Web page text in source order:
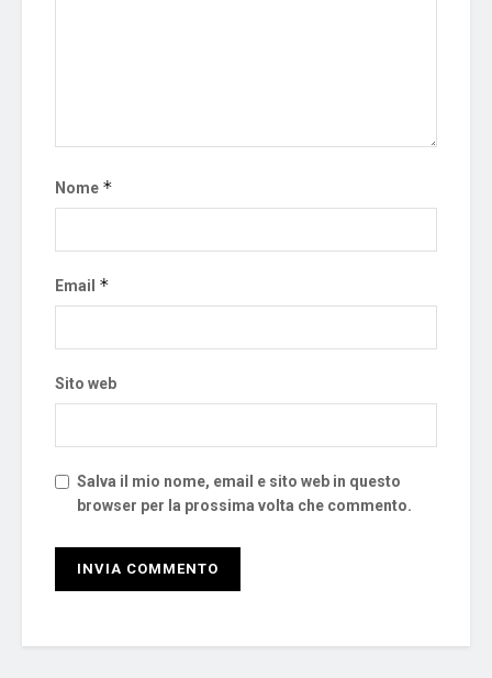
Nome *
Email *
Sito web
Salva il mio nome, email e sito web in questo
browser per la prossima volta che commento.